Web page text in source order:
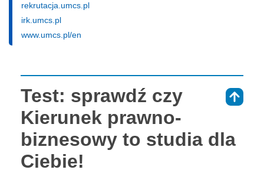
rekrutacja.umcs.pl
irk.umcs.pl
www.umcs.pl/en
Test: sprawdź czy
Kierunek prawno-
biznesowy to studia dla
Ciebie!